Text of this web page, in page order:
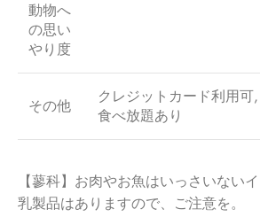
動物へ
の思い
やり度
その他
クレジットカード利用
食べ放題あり
【蓼科】お肉やお魚はいっさいない
乳製品はありますので、ご注意を。